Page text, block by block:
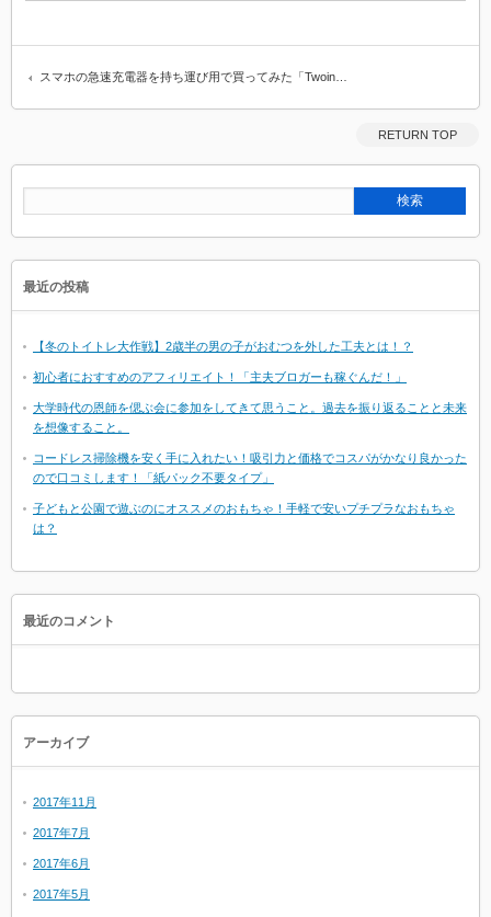
スマホの急速充電器を持ち運び用で買ってみた「Twoin…
RETURN TOP
最近の投稿
【冬のトイトレ大作戦】2歳半の男の子がおむつを外した工夫とは！？
初心者におすすめのアフィリエイト！「主夫ブロガーも稼ぐんだ！」
大学時代の恩師を偲ぶ会に参加をしてきて思うこと。過去を振り返ることと未来
を想像すること。
コードレス掃除機を安く手に入れたい！吸引力と価格でコスパがかなり良かった
ので口コミします！「紙パック不要タイプ」
子どもと公園で遊ぶのにオススメのおもちゃ！手軽で安いプチプラなおもちゃ
は？
最近のコメント
アーカイブ
2017年11月
2017年7月
2017年6月
2017年5月